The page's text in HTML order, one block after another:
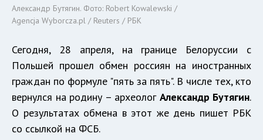
Александр Бутягин. Фото: Robert Kowalewski /
Agencja Wyborcza.pl / Reuters / РБК
Сегодня, 28 апреля, на границе Белоруссии с
Польшей прошел обмен россиян на иностранных
граждан по формуле "пять за пять". В числе тех, кто
вернулся на родину – археолог Александр Бутягин.
О результатах обмена в этот же день пишет РБК
со ссылкой на ФСБ.